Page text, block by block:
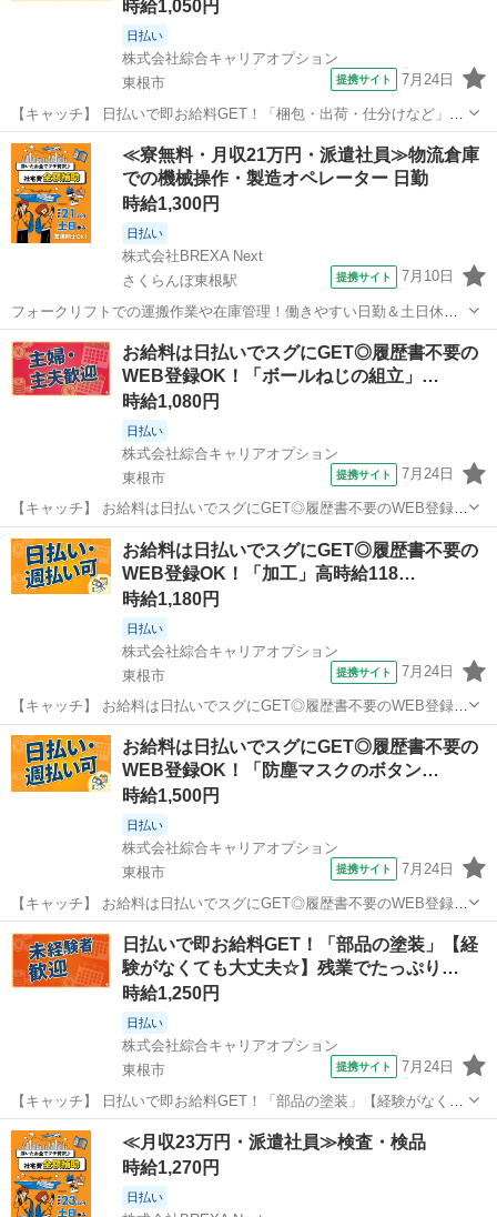
時給1,050円
日払い
株式会社綜合キャリアオプション
東根市
提携サイト 7月24日
【キャッチ】 日払いで即お給料GET！「梱包・出荷・仕分けなど」
【初心者カンゲイ♪】先の予定も立てやすい♪土日祝休!ちょこっと残業
あり♪高時給1050円！ 【コメント】 製造のお仕事をお探しの方必見！
「経験ないけど大丈...
山形 東根市 仕分け
≪寮無料・月収21万円・派遣社員≫物流倉庫
での機械操作・製造オペレーター 日勤
時給1,300円
日払い
株式会社BREXA Next
さくらんぼ東根駅
提携サイト 7月10日
フォークリフトでの運搬作業や在庫管理！働きやすい日勤＆土日休み
★残業少なめ◎自社正社員登用制度あり！空調完備で働きやすい★食
堂利用可◎日払いあり◎マイカー通勤可！《山形県東根市》 人気の工
場のお仕事 ・フォークリフトを使用...
山形 東根市 さくらんぼ東根駅 その他
お給料は日払いでスグにGET◎履歴書不要の
WEB登録OK！「ボールねじの組立」…
時給1,080円
日払い
株式会社綜合キャリアオプション
東根市
提携サイト 7月24日
【キャッチ】 お給料は日払いでスグにGET◎履歴書不要のWEB登録
OK！「ボールねじの組立」高時給1080円！さくらんぼ東根周辺！20代
～40代のスタッフが多数活躍中★ 【コメント】 ＼大手人材派遣会社で
働きませんか♪／ ...
山形 東根市 工場
お給料は日払いでスグにGET◎履歴書不要の
WEB登録OK！「加工」高時給118…
時給1,180円
日払い
株式会社綜合キャリアオプション
東根市
提携サイト 7月24日
【キャッチ】 お給料は日払いでスグにGET◎履歴書不要のWEB登録
OK！「加工」高時給1180円！さくらんぼ東根周辺！20代～40代のス
タッフが多数活躍中★ 【コメント】 弊社なら事前の職場見学が多数！
お仕事安心スタート★...
山形 東根市 工場
お給料は日払いでスグにGET◎履歴書不要の
WEB登録OK！「防塵マスクのボタン…
時給1,500円
日払い
株式会社綜合キャリアオプション
東根市
提携サイト 7月24日
【キャッチ】 お給料は日払いでスグにGET◎履歴書不要のWEB登録
OK！「防塵マスクのボタン操作/入力」高時給1500円！さくらんぼ東
根周辺！20代～40代のスタッフが多数活躍中★ 【コメント】 ＼大手
人材派遣会社で働きま...
山形 東根市 工場
日払いで即お給料GET！「部品の塗装」【経
験がなくても大丈夫☆】残業でたっぷり…
時給1,250円
日払い
株式会社綜合キャリアオプション
東根市
提携サイト 7月24日
【キャッチ】 日払いで即お給料GET！「部品の塗装」【経験がなくて
も大丈夫☆】残業でたっぷり稼ぐ！高！ 【コメント】 ＼大手人材派遣
会社で働きませんか♪／ 「新しい職場は不安・・・」 「経験はないけ
どチャレンジしたい！」...
山形 東根市 工場
≪月収23万円・派遣社員≫検査・検品
時給1,270円
日払い